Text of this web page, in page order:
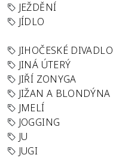
JEŽDĚNÍ
JÍDLO
JIHOČESKÉ DIVADLO
JINÁ ÚTERÝ
JIŘÍ ZONYGA
JIŽAN A BLONDÝNA
JMELÍ
JOGGING
JU
JUGI